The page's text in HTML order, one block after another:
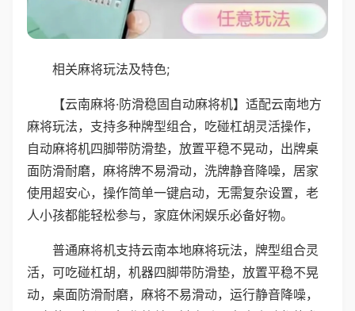
相关麻将玩法及特色;
【云南麻将·防滑稳固自动麻将机】适配云南地方
麻将玩法，支持多种牌型组合，吃碰杠胡灵活操作，
自动麻将机四脚带防滑垫，放置平稳不晃动，出牌桌
面防滑耐磨，麻将牌不易滑动，洗牌静音降噪，居家
使用超安心，操作简单一键启动，无需复杂设置，老
人小孩都能轻松参与，家庭休闲娱乐必备好物。
普通麻将机支持云南本地麻将玩法，牌型组合灵
活，可吃碰杠胡，机器四脚带防滑垫，放置平稳不晃
动，桌面防滑耐磨，麻将不易滑动，运行静音降噪，